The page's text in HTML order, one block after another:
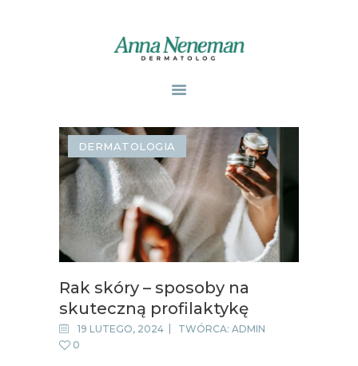
PUBLIKACJE
ZABIEGI
O MNIE
GABINETY
WPISY
KONTAKT
DERMATOLOGIA
Rak skóry – sposoby na
skuteczną profilaktykę
19 LUTEGO, 2024 TWÓRCA: ADMIN
0